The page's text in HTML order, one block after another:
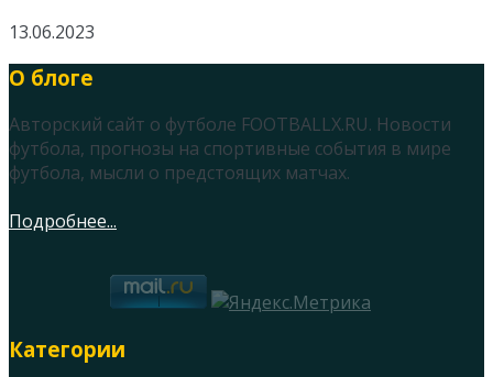
13.06.2023
О блоге
Авторский сайт о футболе FOOTBALLX.RU. Новости
футбола, прогнозы на спортивные события в мире
футбола, мысли о предстоящих матчах.
Подробнее...
Категории